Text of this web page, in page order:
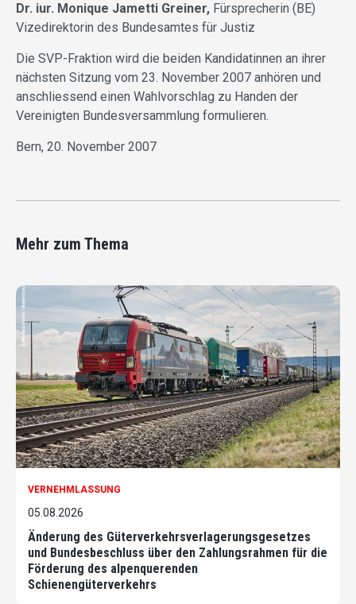
Dr. iur. Monique Jametti Greiner, Fürsprecherin (BE)
Vizedirektorin des Bundesamtes für Justiz
Die SVP-Fraktion wird die beiden Kandidatinnen an ihrer
nächsten Sitzung vom 23. November 2007 anhören und
anschliessend einen Wahlvorschlag zu Handen der
Vereinigten Bundesversammlung formulieren.
Bern, 20. November 2007
Mehr zum Thema
VERNEHMLASSUNG
05.08.2026
Änderung des Güterverkehrsverlagerungsgesetzes
und Bundesbeschluss über den Zahlungsrahmen für die
Förderung des alpenquerenden
Schienengüterverkehrs